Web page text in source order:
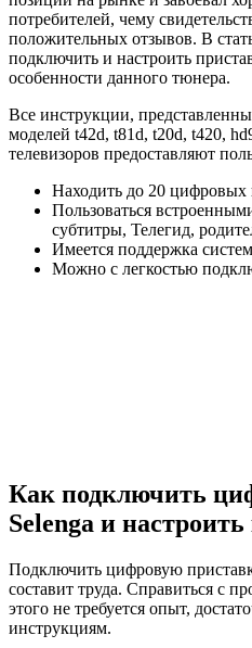
потребителей, чему
положительных отзывов. В
подключить и настроить
особенности данного тюнера.
Все инструкции,
моделей t42d, t81d, t20d, t420,
телевизоров предоставляют
Находить до 20 цифровых
Пользоваться
субтитры, Телегид,
Имеется поддержка
Можно с легкостью
Как подключить
Selenga и
Подключить цифровую
составит труда. Справиться с
этого не требуется опыт,
инструкциям.